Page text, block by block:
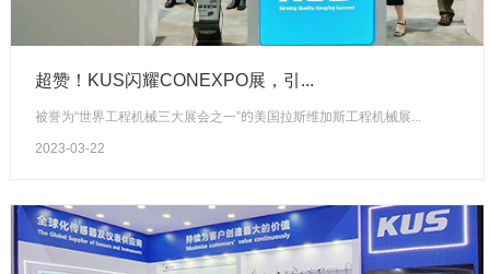
超赞！KUS闪耀CONEXPO展，引...
被誉为“世界工程机械三大展会之一”的美国拉斯维加斯工程机械展...
2023-03-22